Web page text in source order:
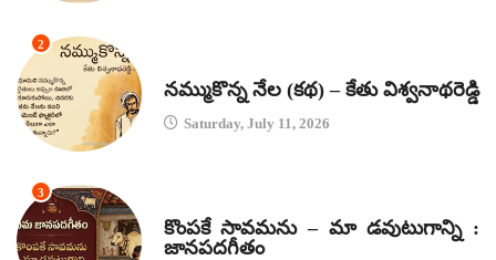
2
నమ్ముకొన్న నేల (కథ) – కేతు విశ్వనాథరెడ్డి
Saturday, July 11, 2026
3
కొంపకే సావమను – మా డవుటుగాన్ని :
జానపదగీతం